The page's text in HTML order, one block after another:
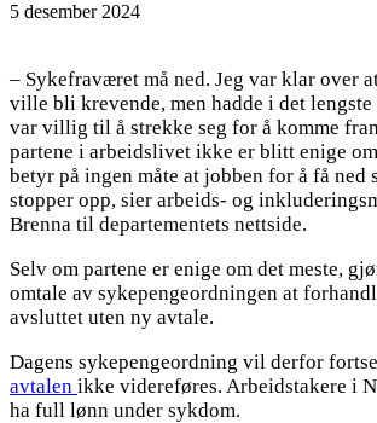
5 desember 2024
– Sykefraværet må ned. Jeg var klar over
ville bli krevende, men hadde i det lengste
var villig til å strekke seg for å komme
partene i arbeidslivet ikke er blitt enige
betyr på ingen måte at jobben for å få ned
stopper opp, sier arbeids- og
Brenna til departementets nettside.
Selv om partene er enige om det meste,
omtale av sykepengeordningen at
avsluttet uten ny avtale.
Dagens sykepengeordning vil derfor
avtalen ikke videreføres. Arbeidstakere i
ha full lønn under sykdom.